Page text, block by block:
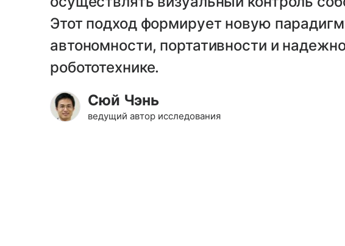
Этот подход формирует новую
автономности, портативности и
робототехнике.
Сюй Чэнь
ведущий автор исследования